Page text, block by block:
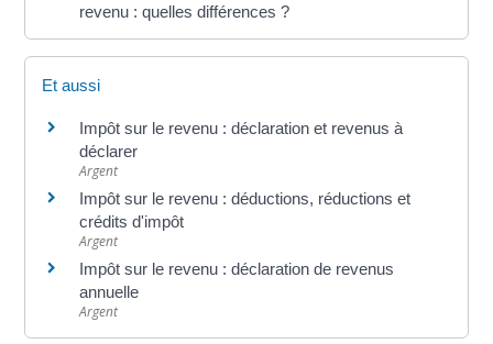
revenu : quelles différences ?
Et aussi
Impôt sur le revenu : déclaration et revenus à
déclarer
Argent
Impôt sur le revenu : déductions, réductions et
crédits d'impôt
Argent
Impôt sur le revenu : déclaration de revenus
annuelle
Argent